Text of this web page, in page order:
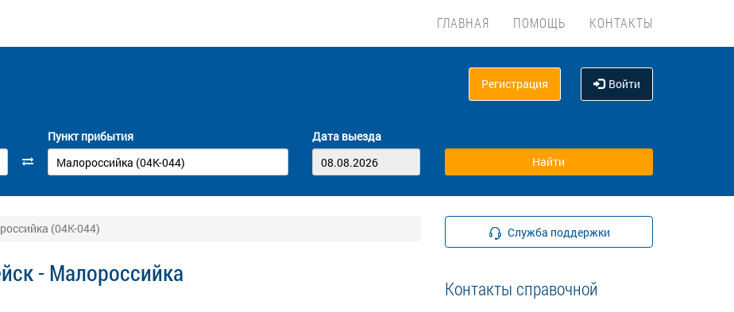
ГЛАВНАЯ ПОМОЩЬ КОНТАКТЫ
Регистрация Войти
Пункт прибытия Дата выезда
(04К-044)
- Малороссийка
Служба поддержки
Контакты справочной